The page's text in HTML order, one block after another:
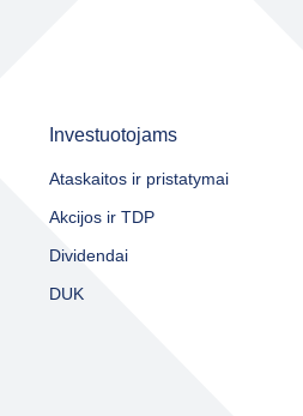
Investuotojams
Ataskaitos ir pristatymai
Akcijos ir TDP
Dividendai
DUK